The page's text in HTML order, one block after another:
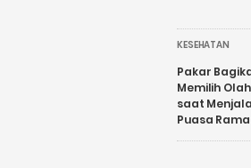
KESEHATAN
Pakar
Memilih
saat
Puasa